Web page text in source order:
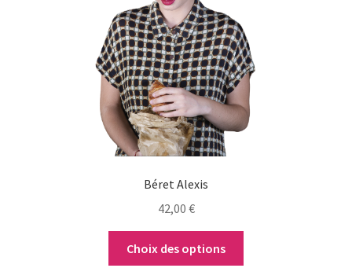
Béret Alexis
42,00 €
Choix des options
Les
options
peuvent
être
choisies
sur
la
page
produit